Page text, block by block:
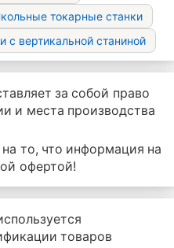
токарные станки
с вертикальной станиной
за собой право
и места производства
то, что информация на
офертой!
товаров